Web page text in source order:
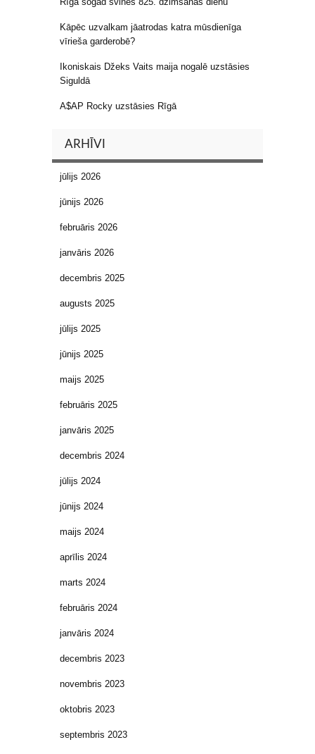
Kāpēc uzvalkam jāatrodas katra mūsdienīga
vīrieša garderobē?
Ikoniskais Džeks Vaits maija nogalē uzstāsies
Siguldā
A$AP Rocky uzstāsies Rīgā
ARHĪVI
jūlijs 2026
jūnijs 2026
februāris 2026
janvāris 2026
decembris 2025
augusts 2025
jūlijs 2025
jūnijs 2025
maijs 2025
februāris 2025
janvāris 2025
decembris 2024
jūlijs 2024
jūnijs 2024
maijs 2024
aprīlis 2024
marts 2024
februāris 2024
janvāris 2024
decembris 2023
novembris 2023
oktobris 2023
septembris 2023